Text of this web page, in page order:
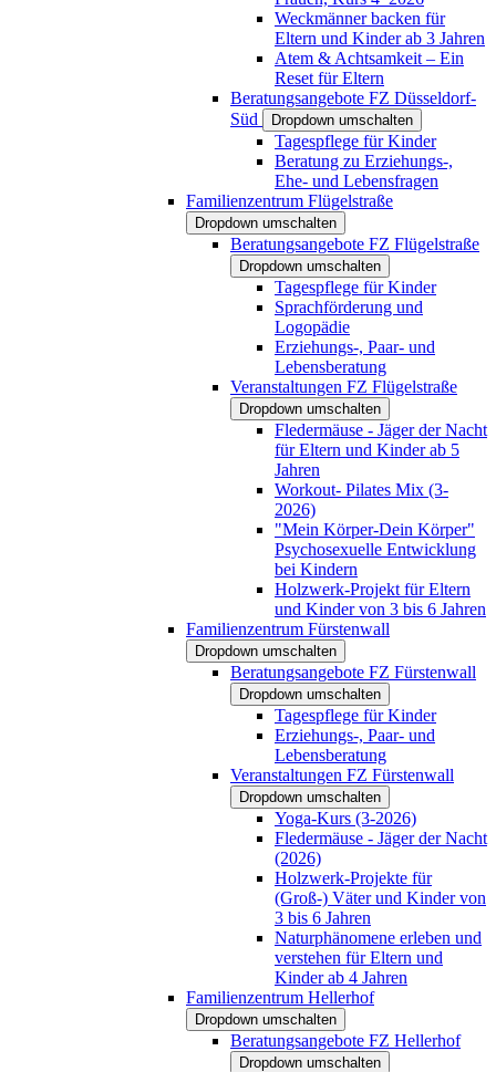
Weckmänner backen für
Eltern und Kinder ab 3 Jahren
Atem & Achtsamkeit – Ein
Reset für Eltern
Beratungsangebote FZ Düsseldorf-
Süd
Dropdown umschalten
Tagespflege für Kinder
Beratung zu Erziehungs-,
Ehe- und Lebensfragen
Familienzentrum Flügelstraße
Dropdown umschalten
Beratungsangebote FZ Flügelstraße
Dropdown umschalten
Tagespflege für Kinder
Sprachförderung und
Logopädie
Erziehungs-, Paar- und
Lebensberatung
Veranstaltungen FZ Flügelstraße
Dropdown umschalten
Fledermäuse - Jäger der Nacht
für Eltern und Kinder ab 5
Jahren
Workout- Pilates Mix (3-
2026)
"Mein Körper-Dein Körper"
Psychosexuelle Entwicklung
bei Kindern
Holzwerk-Projekt für Eltern
und Kinder von 3 bis 6 Jahren
Familienzentrum Fürstenwall
Dropdown umschalten
Beratungsangebote FZ Fürstenwall
Dropdown umschalten
Tagespflege für Kinder
Erziehungs-, Paar- und
Lebensberatung
Veranstaltungen FZ Fürstenwall
Dropdown umschalten
Yoga-Kurs (3-2026)
Fledermäuse - Jäger der Nacht
(2026)
Holzwerk-Projekte für
(Groß-) Väter und Kinder von
3 bis 6 Jahren
Naturphänomene erleben und
verstehen für Eltern und
Kinder ab 4 Jahren
Familienzentrum Hellerhof
Dropdown umschalten
Beratungsangebote FZ Hellerhof
Dropdown umschalten